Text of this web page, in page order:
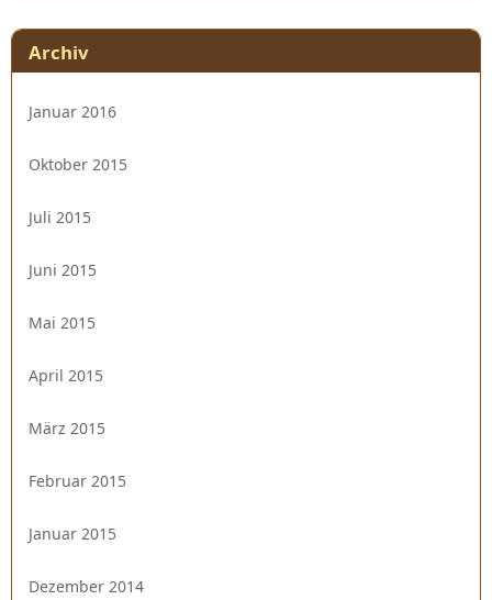
Archiv
Januar 2016
Oktober 2015
Juli 2015
Juni 2015
Mai 2015
April 2015
März 2015
Februar 2015
Januar 2015
Dezember 2014